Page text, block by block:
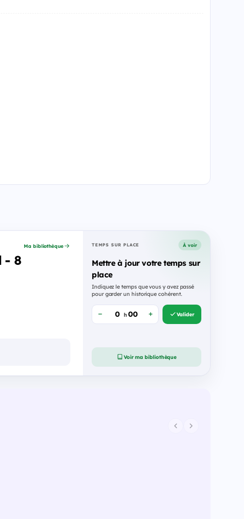
- 8
Ma bibliothèque TEMPS SUR PLACE À voir
Mettre à jour votre temps sur
place
Indiquez le temps que vous y avez passé
pour garder un historique cohérent.
h Valider
Voir ma bibliothèque